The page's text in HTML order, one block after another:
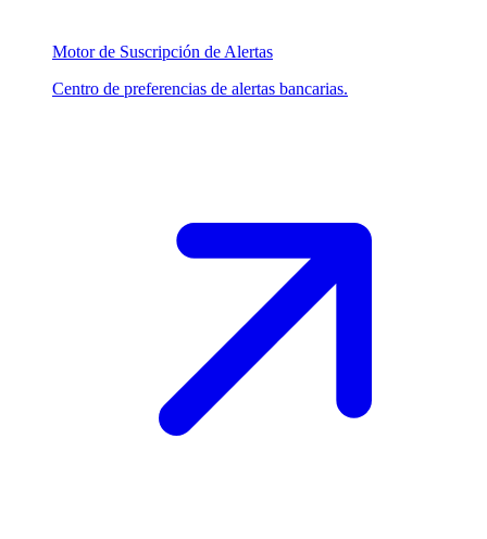
Motor de Suscripción de Alertas
Centro de preferencias de alertas bancarias.